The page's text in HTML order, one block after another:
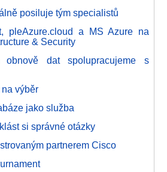
posiluje tým specialistů
pleAzure.cloud a MS Azure na
& Security
dat spolupracujeme s
výběr
jako služba
si správné otázky
partnerem Cisco